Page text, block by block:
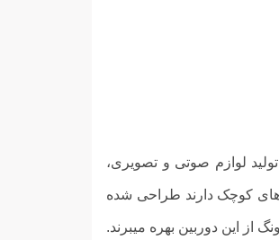
لوازم صوتی و تصویری،
های کوچک دارند طراحی شده
از این دوربین بهره میبرند.